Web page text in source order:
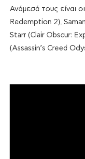
Ανάμεσά τους είναι
Redemption 2),
Starr (Clair Obscur:
(Assassin’s Creed